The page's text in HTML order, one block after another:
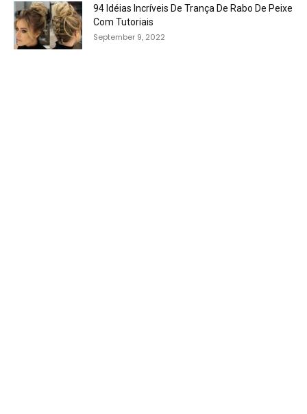
94 Idéias Incríveis De Trança De Rabo De Peixe
Com Tutoriais
September 9, 2022